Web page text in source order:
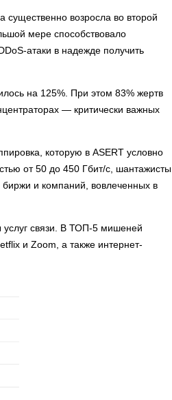
существенно возросла во второй
мере способствовало
атаки в надежде получить
на 125%. При этом 83% жертв
— критически важных
которую в ASERT условно
от 50 до 450 Гбит/с, шантажисты
и компаний, вовлеченных в
услуг связи. В ТОП-5 мишеней
и Zoom, а также интернет-